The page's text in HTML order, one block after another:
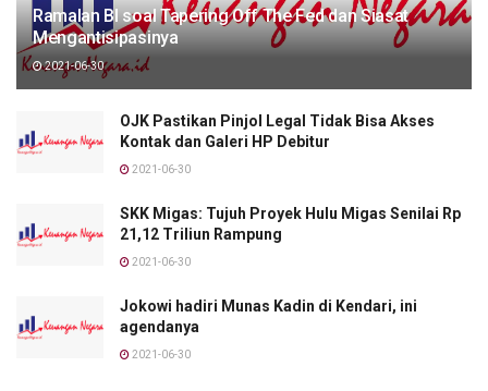
Ramalan BI soal Tapering Off The Fed dan Siasat
Mengantisipasinya
2021-06-30
OJK Pastikan Pinjol Legal Tidak Bisa Akses
Kontak dan Galeri HP Debitur
2021-06-30
SKK Migas: Tujuh Proyek Hulu Migas Senilai Rp
21,12 Triliun Rampung
2021-06-30
Jokowi hadiri Munas Kadin di Kendari, ini
agendanya
2021-06-30